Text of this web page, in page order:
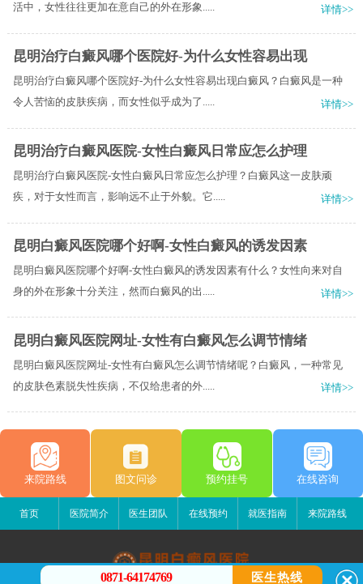
活中，女性往往更加在意自己的外在形象.....
详情>>
昆明治疗白癜风哪个医院好-为什么女性容易出现
昆明治疗白癜风哪个医院好-为什么女性容易出现白癜风？白癜风是一种
令人苦恼的皮肤疾病，而女性似乎成为了.....
详情>>
昆明治疗白癜风医院-女性白癜风日常应怎么护理
昆明治疗白癜风医院-女性白癜风日常应怎么护理？白癜风这一皮肤顽
疾，对于女性而言，影响远不止于外貌。它.....
详情>>
昆明白癜风医院哪个好啊-女性白癜风的诱发因素
昆明白癜风医院哪个好啊-女性白癜风的诱发因素有什么？女性向来对自
身的外在形象十分关注，然而白癜风的出.....
详情>>
昆明白癜风医院网址-女性有白癜风怎么调节情绪
昆明白癜风医院网址-女性有白癜风怎么调节情绪呢？白癜风，一种常见
的皮肤色素脱失性疾病，不仅给患者的外.....
详情>>
来院路线 图文问诊 预约挂号 在线咨询
首页 医院简介 医生团队 在线预约 就医指南 来院路线
0871-64174769 医生热线